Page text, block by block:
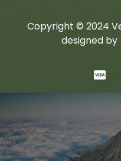
Copyright © 2024
designed by